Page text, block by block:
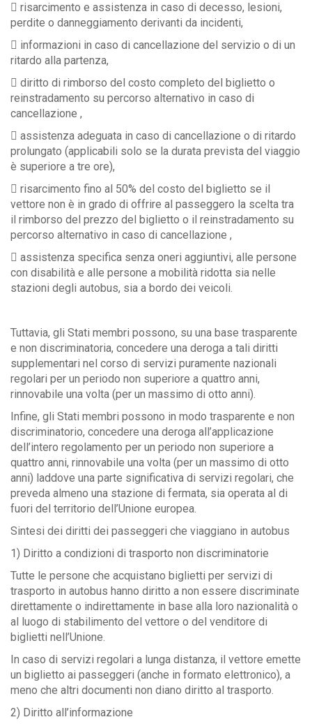
 risarcimento e assistenza in caso di decesso, lesioni,
perdite o danneggiamento derivanti da incidenti,
 informazioni in caso di cancellazione del servizio o di un
ritardo alla partenza,
 diritto di rimborso del costo completo del biglietto o
reinstradamento su percorso alternativo in caso di
cancellazione ,
 assistenza adeguata in caso di cancellazione o di ritardo
prolungato (applicabili solo se la durata prevista del viaggio
è superiore a tre ore),
 risarcimento fino al 50% del costo del biglietto se il
vettore non è in grado di offrire al passeggero la scelta tra
il rimborso del prezzo del biglietto o il reinstradamento su
percorso alternativo in caso di cancellazione ,
 assistenza specifica senza oneri aggiuntivi, alle persone
con disabilità e alle persone a mobilità ridotta sia nelle
stazioni degli autobus, sia a bordo dei veicoli.
Tuttavia, gli Stati membri possono, su una base trasparente
e non discriminatoria, concedere una deroga a tali diritti
supplementari nel corso di servizi puramente nazionali
regolari per un periodo non superiore a quattro anni,
rinnovabile una volta (per un massimo di otto anni).
Infine, gli Stati membri possono in modo trasparente e non
discriminatorio, concedere una deroga all’applicazione
dell’intero regolamento per un periodo non superiore a
quattro anni, rinnovabile una volta (per un massimo di otto
anni) laddove una parte significativa di servizi regolari, che
preveda almeno una stazione di fermata, sia operata al di
fuori del territorio dell’Unione europea.
Sintesi dei diritti dei passeggeri che viaggiano in autobus
1) Diritto a condizioni di trasporto non discriminatorie
Tutte le persone che acquistano biglietti per servizi di
trasporto in autobus hanno diritto a non essere discriminate
direttamente o indirettamente in base alla loro nazionalità o
al luogo di stabilimento del vettore o del venditore di
biglietti nell’Unione.
In caso di servizi regolari a lunga distanza, il vettore emette
un biglietto ai passeggeri (anche in formato elettronico), a
meno che altri documenti non diano diritto al trasporto.
2) Diritto all’informazione